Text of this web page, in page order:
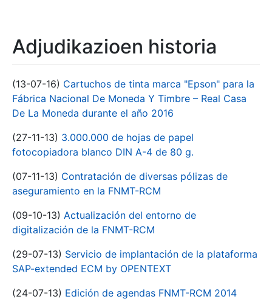
Adjudikazioen historia
(13-07-16) Cartuchos de tinta marca "Epson" para la
Fábrica Nacional De Moneda Y Timbre – Real Casa
De La Moneda durante el año 2016
(27-11-13) 3.000.000 de hojas de papel
fotocopiadora blanco DIN A-4 de 80 g.
(07-11-13) Contratación de diversas pólizas de
aseguramiento en la FNMT-RCM
(09-10-13) Actualización del entorno de
digitalización de la FNMT-RCM
(29-07-13) Servicio de implantación de la plataforma
SAP-extended ECM by OPENTEXT
(24-07-13) Edición de agendas FNMT-RCM 2014